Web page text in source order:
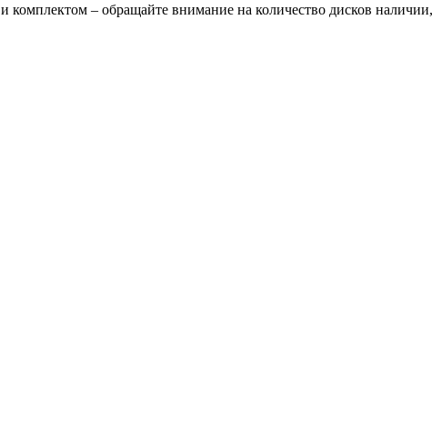
– обращайте внимание на количество дисков